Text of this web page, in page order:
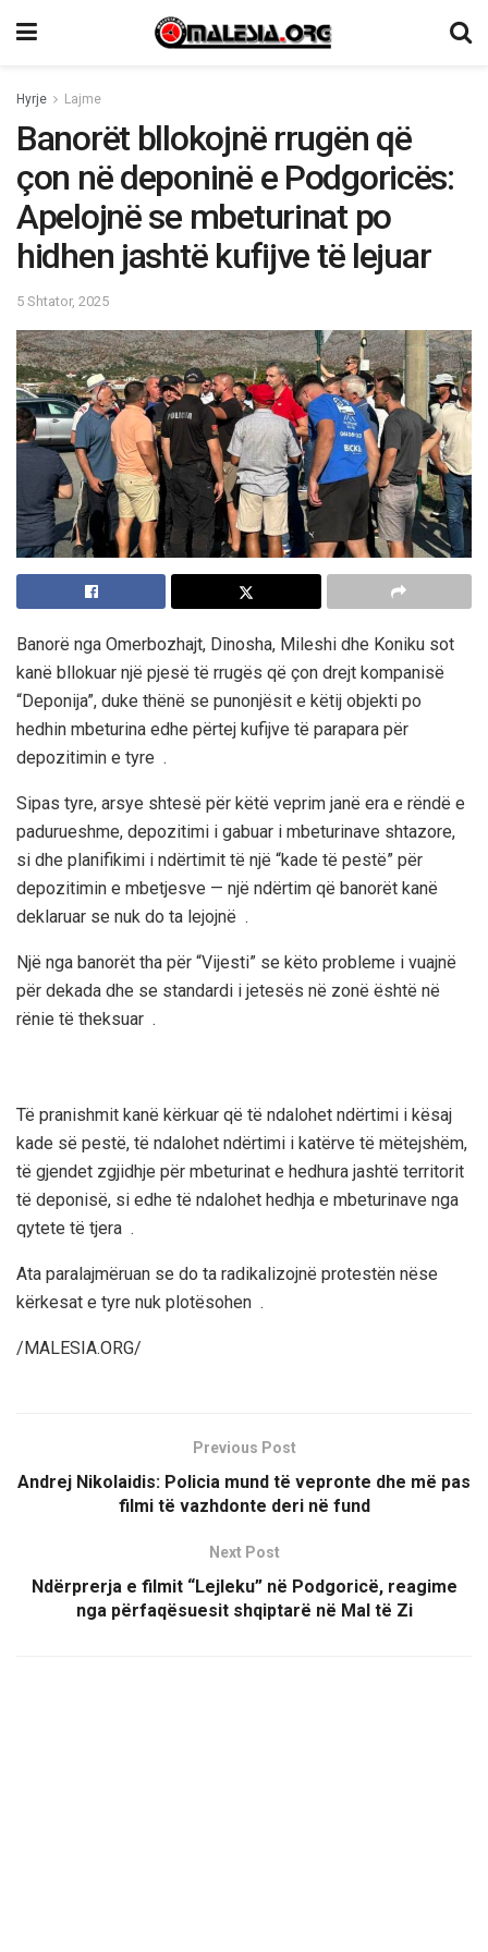
Hyrje Lajme
Banorët bllokojnë rrugën që
çon në deponinë e Podgoricës:
Apelojnë se mbeturinat po
hidhen jashtë kufijve të lejuar
5 Shtator, 2025
Banorë nga Omerbozhajt, Dinosha, Mileshi dhe Koniku sot
kanë bllokuar një pjesë të rrugës që çon drejt kompanisë
“Deponija”, duke thënë se punonjësit e këtij objekti po
hedhin mbeturina edhe përtej kufijve të parapara për
depozitimin e tyre .
Sipas tyre, arsye shtesë për këtë veprim janë era e rëndë e
padurueshme, depozitimi i gabuar i mbeturinave shtazore,
si dhe planifikimi i ndërtimit të një “kade të pestë” për
depozitimin e mbetjesve — një ndërtim që banorët kanë
deklaruar se nuk do ta lejojnë .
Një nga banorët tha për “Vijesti” se këto probleme i vuajnë
për dekada dhe se standardi i jetesës në zonë është në
rënie të theksuar .
Të pranishmit kanë kërkuar që të ndalohet ndërtimi i kësaj
kade së pestë, të ndalohet ndërtimi i katërve të mëtejshëm,
të gjendet zgjidhje për mbeturinat e hedhura jashtë territorit
të deponisë, si edhe të ndalohet hedhja e mbeturinave nga
qytete të tjera .
Ata paralajmëruan se do ta radikalizojnë protestën nëse
kërkesat e tyre nuk plotësohen .
/MALESIA.ORG/
Previous Post
Andrej Nikolaidis: Policia mund të vepronte dhe më pas
filmi të vazhdonte deri në fund
Next Post
Ndërprerja e filmit “Lejleku” në Podgoricë, reagime
nga përfaqësuesit shqiptarë në Mal të Zi